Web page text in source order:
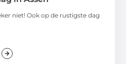
niet! Ook op de rustigste dag